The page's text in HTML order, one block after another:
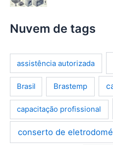
Nuvem de tags
assistência autorizada
Brasil Brastemp
capacitação profissional
conserto de